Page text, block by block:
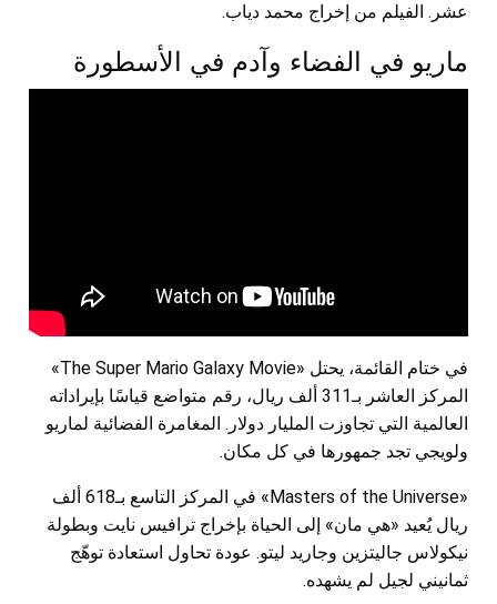
عشر. الفيلم من إخراج محمد دياب.
ماريو في الفضاء وآدم في الأسطورة
في ختام القائمة، يحتل «The Super Mario Galaxy Movie»
المركز العاشر بـ311 ألف ريال، رقم متواضع قياسًا بإيراداته
العالمية التي تجاوزت المليار دولار. المغامرة الفضائية لماريو
ولويجي تجد جمهورها في كل مكان.
«Masters of the Universe» في المركز التاسع بـ618 ألف
ريال يُعيد «هي مان» إلى الحياة بإخراج ترافيس نايت وبطولة
نيكولاس جاليتزين وجاريد ليتو. عودة تحاول استعادة توهّج
ثمانيني لجيل لم يشهده.